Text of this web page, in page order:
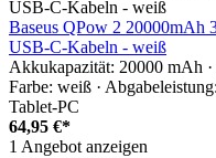
Baseus QPow 2 20000mAh
USB-C-Kabeln - weiß
Akkukapazität: 20000 mAh
Farbe: weiß ·
Tablet-PC
64,95 €*
1 Angebot anzeigen